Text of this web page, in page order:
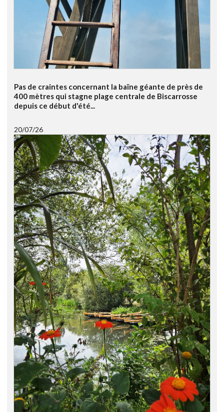
Pas de craintes concernant la baïne géante de près de
400 mètres qui stagne plage centrale de Biscarrosse
depuis ce début d'été...
20/07/26